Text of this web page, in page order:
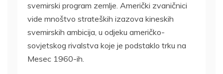
svemirski program zemlje. Američki zvaničnici
vide mnoštvo strateških izazova kineskih
svemirskih ambicija, u odjeku američko-
sovjetskog rivalstva koje je podstaklo trku na
Mesec 1960-ih.